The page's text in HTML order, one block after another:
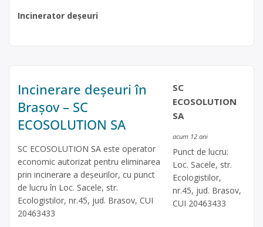
Incinerator deșeuri
Incinerare deșeuri în
Brașov – SC
ECOSOLUTION SA
SC ECOSOLUTION SA este operator
economic autorizat pentru eliminarea
prin incinerare a deşeurilor, cu punct
de lucru în Loc. Sacele, str.
Ecologistilor, nr.45, jud. Brasov, CUI
20463433
SC
ECOSOLUTION
SA
acum 12 ani
Punct de lucru:
Loc. Sacele, str.
Ecologistilor,
nr.45, jud. Brasov,
CUI 20463433